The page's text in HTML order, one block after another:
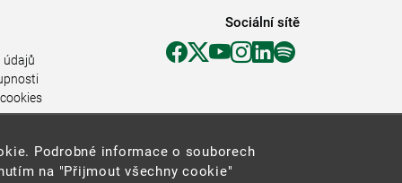
údajů
Sociální sítě
Podrobné informace o souborech
na "Přijmout všechny cookie"